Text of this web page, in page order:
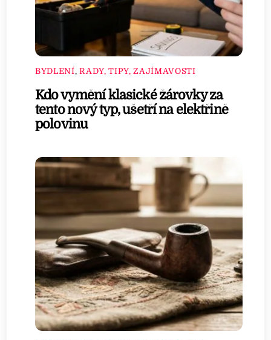
BYDLENÍ,RADY, TIPY, ZAJÍMAVOSTI
Kdo vymění klasické žárovky za
tento nový typ, ušetří na elektřině
polovinu